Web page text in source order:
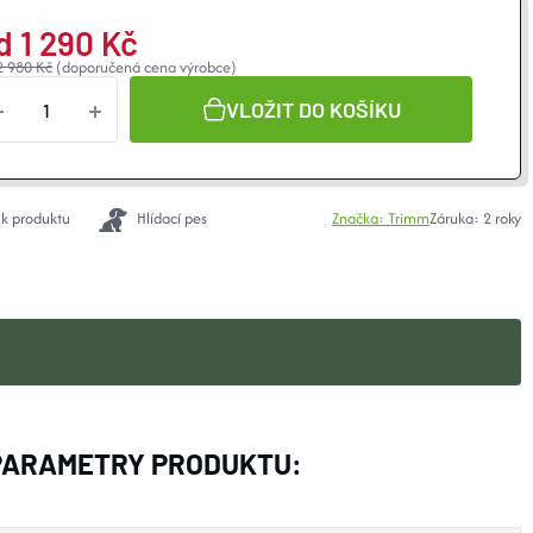
980 Kč (doporučená cena výrobce)
1 290 Kč
VLOŽIT DO KOŠÍKU
produktu Hlídací pes Značka: TrimmZáruka: 2 roky
PRODUKTU: